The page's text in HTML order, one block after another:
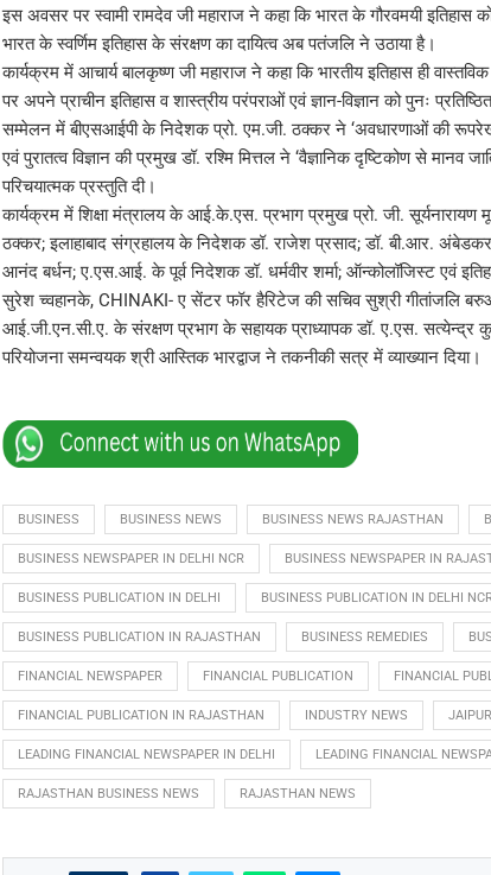
इस अवसर पर स्वामी रामदेव जी महाराज ने कहा कि भारत के गौरवमयी इतिहास
भारत के स्वर्णिम इतिहास के संरक्षण का दायित्व अब पतंजलि ने उठाया है।
कार्यक्रम में आचार्य बालकृष्ण जी महाराज ने कहा कि भारतीय इतिहास ही
पर अपने प्राचीन इतिहास व शास्त्रीय परंपराओं एवं ज्ञान-विज्ञान को पुनः
सम्मेलन में बीएसआईपी के निदेशक प्रो. एम.जी. ठक्कर ने ‘अवधारणाओं की
एवं पुरातत्व विज्ञान की प्रमुख डॉ. रश्मि मित्तल ने ‘वैज्ञानिक दृष्टिकोण से मानव
परिचयात्मक प्रस्तुति दी।
कार्यक्रम में शिक्षा मंत्रालय के आई.के.एस. प्रभाग प्रमुख प्रो. जी. सूर्यनारायण
ठक्कर; इलाहाबाद संग्रहालय के निदेशक डॉ. राजेश प्रसाद; डॉ. बी.आर. अंबेडकर
आनंद बर्धन; ए.एस.आई. के पूर्व निदेशक डॉ. धर्मवीर शर्मा; ऑन्कोलॉजिस्ट एवं
सुरेश च्वहानके, CHINAKI- ए सेंटर फॉर हैरिटेज की सचिव सुश्री गीतांजलि
आई.जी.एन.सी.ए. के संरक्षण प्रभाग के सहायक प्राध्यापक डॉ. ए.एस. सत्येन्द्र
परियोजना समन्वयक श्री आस्तिक भारद्वाज ने तकनीकी सत्र में व्याख्यान दिया।
BUSINESS BUSINESS NEWS BUSINESS NEWS RAJASTHAN
BUSINESS NEWSPAPER IN DELHI NCR BUSINESS NEWSPAPER IN
BUSINESS PUBLICATION IN DELHI BUSINESS PUBLICATION IN DELHI
BUSINESS PUBLICATION IN RAJASTHAN BUSINESS REMEDIES
FINANCIAL NEWSPAPER FINANCIAL PUBLICATION FINANCIAL
FINANCIAL PUBLICATION IN RAJASTHAN INDUSTRY NEWS JAIPUR
LEADING FINANCIAL NEWSPAPER IN DELHI LEADING FINANCIAL
RAJASTHAN BUSINESS NEWS RAJASTHAN NEWS